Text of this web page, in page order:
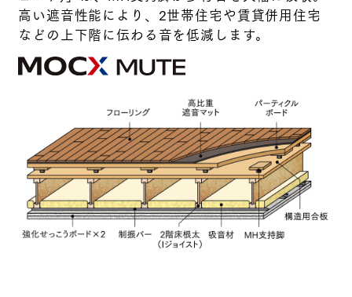
高い遮音性能により、2世帯住宅や賃貸併用住宅
などの上下階に伝わる音を低減します。